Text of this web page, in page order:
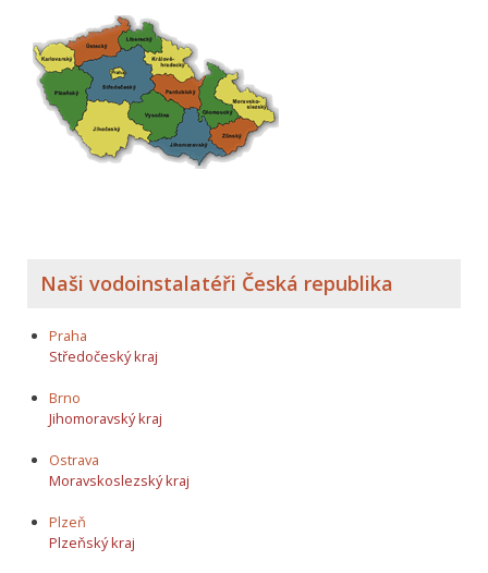
Naši vodoinstalatéři Česká republika
Praha
Středočeský kraj
Brno
Jihomoravský kraj
Ostrava
Moravskoslezský kraj
Plzeň
Plzeňský kraj